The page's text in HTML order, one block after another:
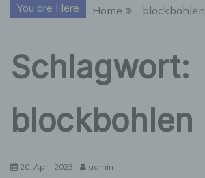
You are Here Home blockbohlen
Schlagwort:
blockbohlen
20. April 2023 admin